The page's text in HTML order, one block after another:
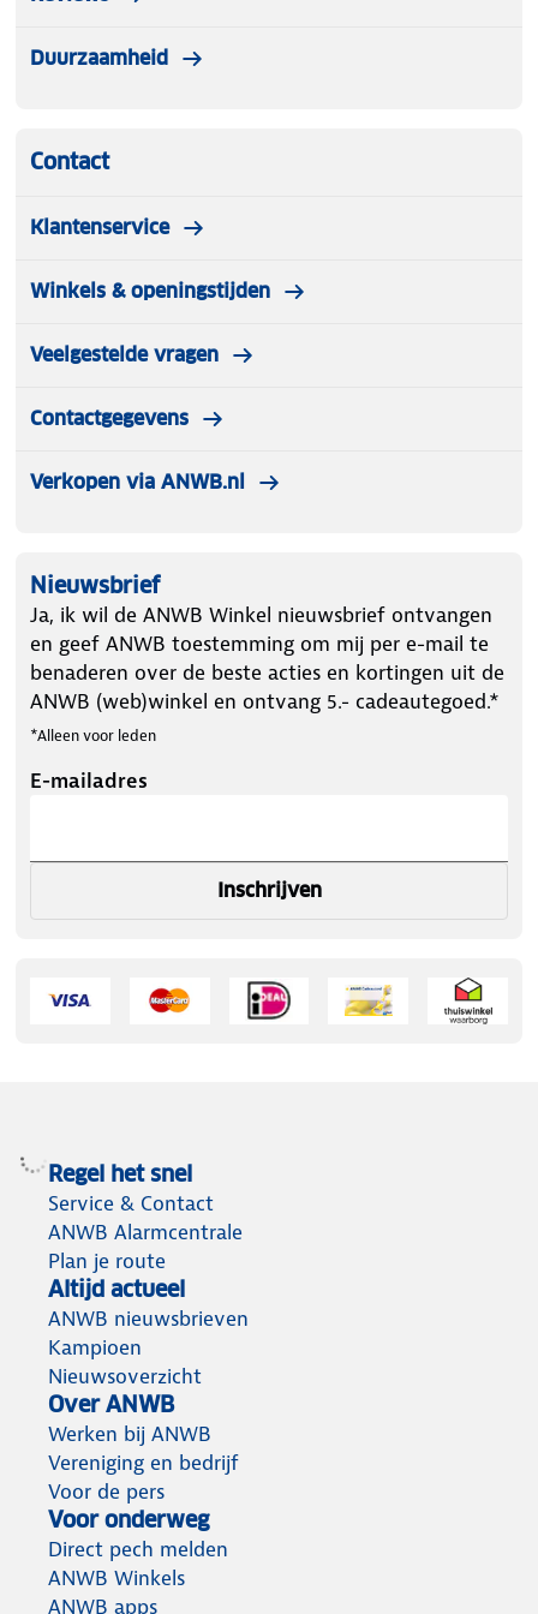
Vermijd contact van de slaapmat met oliën,
Duurzaamheid
Contact
Klantenservice
Winkels & openingstijden
Veelgestelde vragen
Contactgegevens
Verkopen via ANWB.nl
Nieuwsbrief
Ja, ik wil de ANWB Winkel nieuwsbrief ontvangen
en geef ANWB toestemming om mij per e-mail te
benaderen over de beste acties en kortingen uit de
ANWB (web)winkel en ontvang 5.- cadeautegoed.*
*Alleen voor leden
E-mailadres
Inschrijven
Regel het snel
Service & Contact
ANWB Alarmcentrale
Plan je route
Altijd actueel
ANWB nieuwsbrieven
Kampioen
Nieuwsoverzicht
Over ANWB
Werken bij ANWB
Vereniging en bedrijf
Voor de pers
Voor onderweg
Direct pech melden
ANWB Winkels
ANWB apps